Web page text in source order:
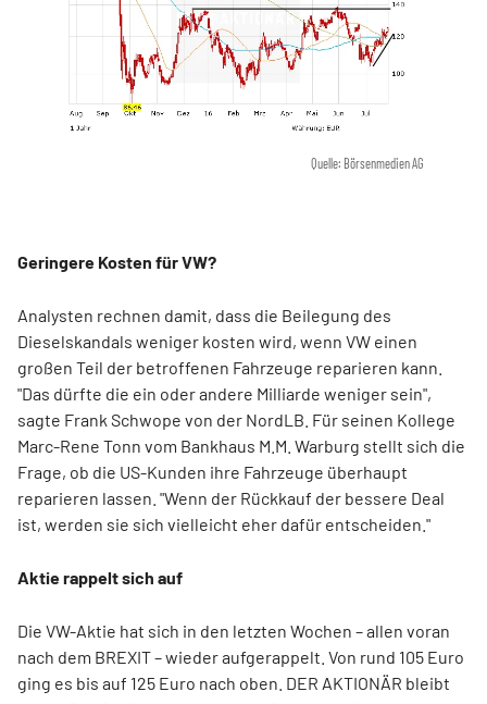
Quelle: Börsenmedien AG
Geringere Kosten für VW?
Analysten rechnen damit, dass die Beilegung des
Dieselskandals weniger kosten wird, wenn VW einen
großen Teil der betroffenen Fahrzeuge reparieren kann.
"Das dürfte die ein oder andere Milliarde weniger sein",
sagte Frank Schwope von der NordLB. Für seinen Kollege
Marc-Rene Tonn vom Bankhaus M.M. Warburg stellt sich die
Frage, ob die US-Kunden ihre Fahrzeuge überhaupt
reparieren lassen. "Wenn der Rückkauf der bessere Deal
ist, werden sie sich vielleicht eher dafür entscheiden."
Aktie rappelt sich auf
Die VW-Aktie hat sich in den letzten Wochen – allen voran
nach dem BREXIT – wieder aufgerappelt. Von rund 105 Euro
ging es bis auf 125 Euro nach oben. DER AKTIONÄR bleibt